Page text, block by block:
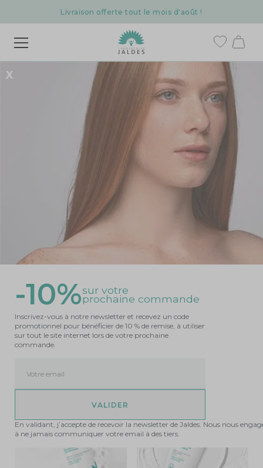
Livraison offerte tout le mois d'août !
X
-10%sur votre
prochaine commande
Inscrivez-vous à notre newsletter et recevez un code
promotionnel pour bénéficier de 10 % de remise, à utiliser
sur tout le site internet lors de votre prochaine
commande.
Votre email
En validant, j’accepte de recevoir la newsletter de Jaldes. Nous nous
à ne jamais communiquer votre email à des tiers.
Nos gammes
SILETTUM fortifiant - 60
BEAUTÉ DES CHEVEUX ET DES ONGLES
21,90 €
DÉCOUVRIR
SILETTUM kératine 500 - 40
BEAUTÉ DES CHEVEUX ET DES ONGLES
30,80 €